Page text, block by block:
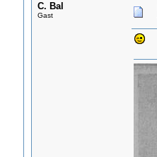
C. Bal
Gast